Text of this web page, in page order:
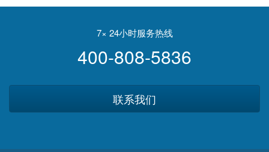
被封禁
援
7× 24小时服务热线
400-808-5836
联系我们